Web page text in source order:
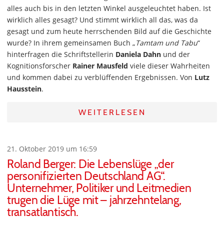
alles auch bis in den letzten Winkel ausgeleuchtet haben. Ist
wirklich alles gesagt? Und stimmt wirklich all das, was da
gesagt und zum heute herrschenden Bild auf die Geschichte
wurde? In ihrem gemeinsamen Buch „Tamtam und Tabu“
hinterfragen die Schriftstellerin Daniela Dahn und der
Kognitionsforscher Rainer Mausfeld viele dieser Wahrheiten
und kommen dabei zu verblüffenden Ergebnissen. Von Lutz
Hausstein.
WEITERLESEN
21. Oktober 2019 um 16:59
Roland Berger: Die Lebenslüge „der
personifizierten Deutschland AG“.
Unternehmer, Politiker und Leitmedien
trugen die Lüge mit – jahrzehntelang,
transatlantisch.